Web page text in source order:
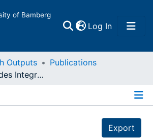
of Bamberg
Log In(current)
Outputs
Publications
Bedingungen des Integrationserfolgs von Aussiedlern : Rezension zu: Silbereisen, Rainer K., Aussiedler in Deutschland : Akkulturation von Persönlichkeit und Verhalten / Rainer K. Silbereisen ... (Hrsg.) : Opladen, 1999
Export